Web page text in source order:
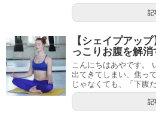
記
【シェイプアッ
っこりお腹を解消
こんにちはあやです。
出てきてしまい、焦っ
じゃなくても、「下腹
記